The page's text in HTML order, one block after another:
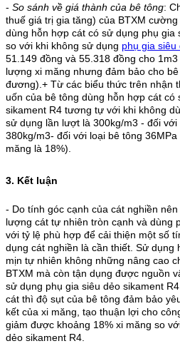
- So sánh về giá thành của bê tông:
thuế giá trị gia tăng) của BTXM
dùng hỗn hợp cát có sử dụng phụ gia
so với khi không sử dụng phụ gia siêu
51.149 đồng và 55.318 đồng cho
lượng xi măng nhưng đảm bảo cho
đương). + Từ các biểu thức trên nhận
uốn của bê tông dùng hỗn hợp cát có
sikament R4 tương tự với khi không
sử dụng lần lượt là 300kg/m3 - đối với
380kg/m3- đối với loại bê tông
măng là 18%).
3. Kết luận
- Do tính góc cạnh của cát nghiền
lượng cát tự nhiên tròn cạnh và dùng
với tỷ lệ phù hợp để cải thiện một số
dụng cát nghiền là cần thiết. Sử dụng
mịn tự nhiên không những nâng cao
BTXM mà còn tận dụng được nguồn
sử dụng phụ gia siêu dẻo sikament
cát thì độ sụt của bê tông đảm bảo
kết của xi măng, tạo thuận lợi cho
giảm được khoảng 18% xi măng so
dẻo sikament R4.